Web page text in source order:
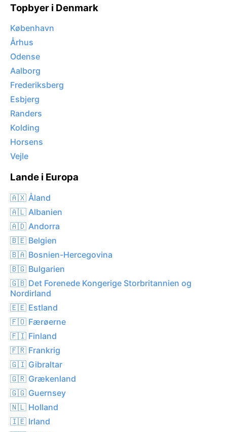
Topbyer i Denmark
København
Århus
Odense
Aalborg
Frederiksberg
Esbjerg
Randers
Kolding
Horsens
Vejle
Lande i Europa
🇦🇽 Åland
🇦🇱 Albanien
🇦🇩 Andorra
🇧🇪 Belgien
🇧🇦 Bosnien-Hercegovina
🇧🇬 Bulgarien
🇬🇧 Det Forenede Kongerige Storbritannien og
Nordirland
🇪🇪 Estland
🇫🇴 Færøerne
🇫🇮 Finland
🇫🇷 Frankrig
🇬🇮 Gibraltar
🇬🇷 Grækenland
🇬🇬 Guernsey
🇳🇱 Holland
🇮🇪 Irland